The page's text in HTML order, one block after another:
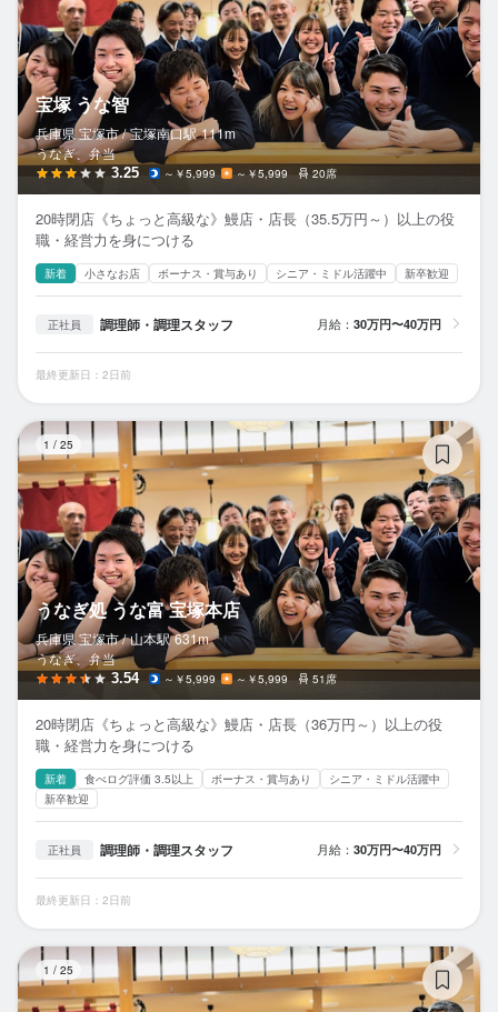
宝塚 うな智
兵庫県 宝塚市 / 宝塚南口駅 111m
うなぎ、弁当
3.25 ～￥5,999 ～￥5,999 20席
20時閉店《ちょっと高級な》鰻店・店長（35.5万円～）以上の役
職・経営力を身につける
新着 小さなお店 ボーナス・賞与あり シニア・ミドル活躍中 新卒歓迎
正社員 調理師・調理スタッフ 月給： 30万円〜40万円
最終更新日：2日前
1 / 25
うなぎ処 うな富 宝塚本店
兵庫県 宝塚市 / 山本駅 631m
うなぎ、弁当
3.54 ～￥5,999 ～￥5,999 51席
20時閉店《ちょっと高級な》鰻店・店長（36万円～）以上の役
職・経営力を身につける
新着 食べログ評価 3.5以上 ボーナス・賞与あり
シニア・ミドル活躍中
新卒歓迎
正社員 調理師・調理スタッフ 月給： 30万円〜40万円
最終更新日：2日前
1 / 25